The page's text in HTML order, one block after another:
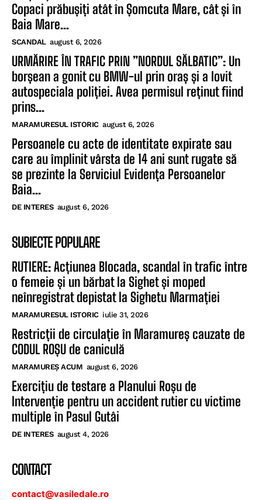
Copaci prăbușiți atât în Șomcuta Mare, cât și în
Baia Mare...
SCANDAL august 6, 2026
URMĂRIRE ÎN TRAFIC PRIN ”NORDUL SĂLBATIC”: Un
borșean a gonit cu BMW-ul prin oraș și a lovit
autospeciala poliției. Avea permisul reținut fiind
prins...
MARAMURESUL ISTORIC august 6, 2026
Persoanele cu acte de identitate expirate sau
care au împlinit vârsta de 14 ani sunt rugate să
se prezinte la Serviciul Evidența Persoanelor
Baia...
DE INTERES august 6, 2026
SUBIECTE POPULARE
RUTIERE: Acțiunea Blocada, scandal în trafic între
o femeie și un bărbat la Sighet și moped
neînregistrat depistat la Sighetu Marmației
MARAMURESUL ISTORIC iulie 31, 2026
Restricții de circulație în Maramureș cauzate de
CODUL ROȘU de caniculă
MARAMUREȘ ACUM august 6, 2026
Exercițiu de testare a Planului Roșu de
Intervenție pentru un accident rutier cu victime
multiple în Pasul Gutâi
DE INTERES august 4, 2026
CONTACT
contact@vasiledale.ro